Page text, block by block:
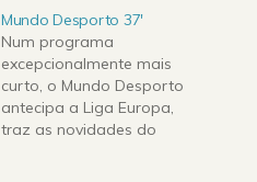
Mundo Desporto 37′
Num programa
excepcionalmente mais
curto, o Mundo Desporto
antecipa a Liga Europa,
traz as novidades do